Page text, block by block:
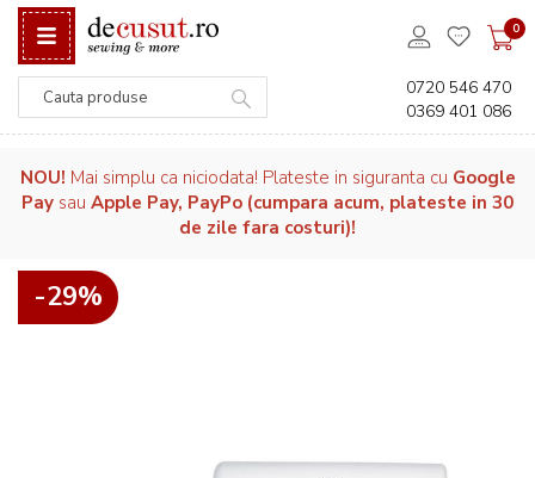
0
0720 546 470
0369 401 086
NOU! Mai simplu ca niciodata! Plateste in siguranta cu Google
Pay sau Apple Pay, PayPo (cumpara acum, plateste in 30
de zile fara costuri)!
-29%